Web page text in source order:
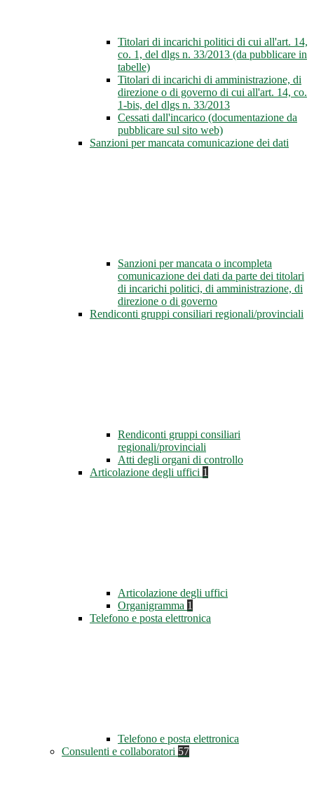
Titolari di incarichi politici di cui all'art. 14,
co. 1, del dlgs n. 33/2013 (da pubblicare in
tabelle)
Titolari di incarichi di amministrazione, di
direzione o di governo di cui all'art. 14, co.
1-bis, del dlgs n. 33/2013
Cessati dall'incarico (documentazione da
pubblicare sul sito web)
Sanzioni per mancata comunicazione dei dati
Sanzioni per mancata o incompleta
comunicazione dei dati da parte dei titolari
di incarichi politici, di amministrazione, di
direzione o di governo
Rendiconti gruppi consiliari regionali/provinciali
Rendiconti gruppi consiliari
regionali/provinciali
Atti degli organi di controllo
Articolazione degli uffici 1
Articolazione degli uffici
Organigramma 1
Telefono e posta elettronica
Telefono e posta elettronica
Consulenti e collaboratori 57